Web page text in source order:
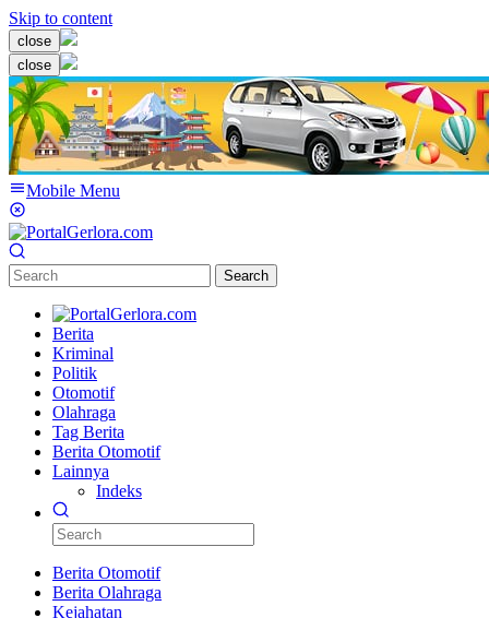
Skip to content
close
close
Mobile Menu
Search
Berita
Kriminal
Politik
Otomotif
Olahraga
Tag Berita
Berita Otomotif
Lainnya
Indeks
Berita Otomotif
Berita Olahraga
Kejahatan